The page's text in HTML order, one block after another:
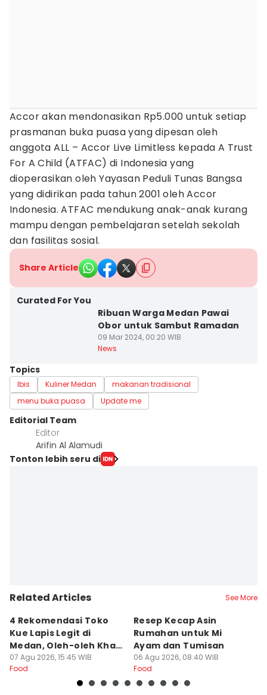
Accor akan mendonasikan Rp5.000 untuk setiap
prasmanan buka puasa yang dipesan oleh
anggota ALL – Accor Live Limitless kepada A Trust
For A Child (ATFAC) di Indonesia yang
dioperasikan oleh Yayasan Peduli Tunas Bangsa
yang didirikan pada tahun 2001 oleh Accor
Indonesia. ATFAC mendukung anak-anak kurang
mampu dengan pembelajaran setelah sekolah
dan fasilitas sosial.
Share Article
Curated For You
Ribuan Warga Medan Pawai
Obor untuk Sambut Ramadan
09 Mar 2024, 00:20 WIB
News
Topics
Ibis Kuliner Medan
makanan tradisional
menu buka puasa
Update me
Editorial Team
Editor
Arifin Al Alamudi
Tonton lebih seru di
Related Articles See More
4 Rekomendasi Toko
Kue Lapis Legit di
Medan, Oleh-oleh Khas
Sumut
07 Agu 2026, 15:45 WIB
Food
Resep Kecap Asin
Rumahan untuk Mi
Ayam dan Tumisan
06 Agu 2026, 08:40 WIB
Food